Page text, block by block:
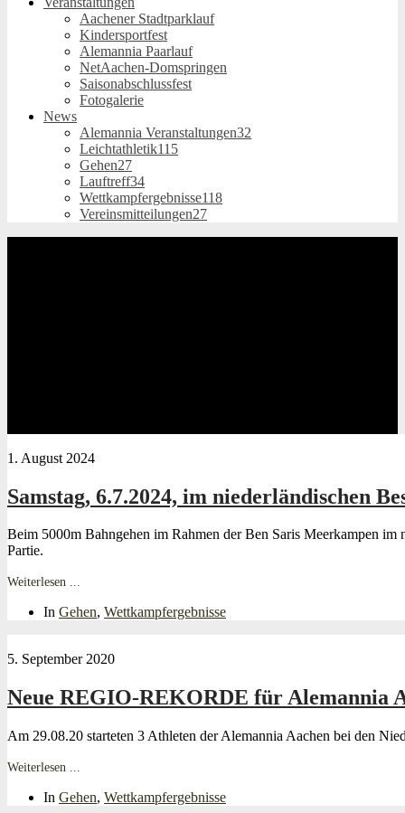
Aachener Stadtparklauf
Kindersportfest
Alemannia Paarlauf
NetAachen-Domspringen
Saisonabschlussfest
Fotogalerie
News
Alemannia Veranstaltungen32
Leichtathletik115
Gehen27
Lauftreff34
Wettkampfergebnisse118
Vereinsmitteilungen27
1. August 2024
Samstag, 6.7.2024, im niederländischen
Beim 5000m Bahngehen im Rahmen der Ben Saris Meerkampen
Partie.
Weiterlesen ...
In Gehen, Wettkampfergebnisse
5. September 2020
Neue REGIO-REKORDE für Alemannia
Am 29.08.20 starteten 3 Athleten der Alemannia Aachen bei den
Weiterlesen ...
In Gehen, Wettkampfergebnisse